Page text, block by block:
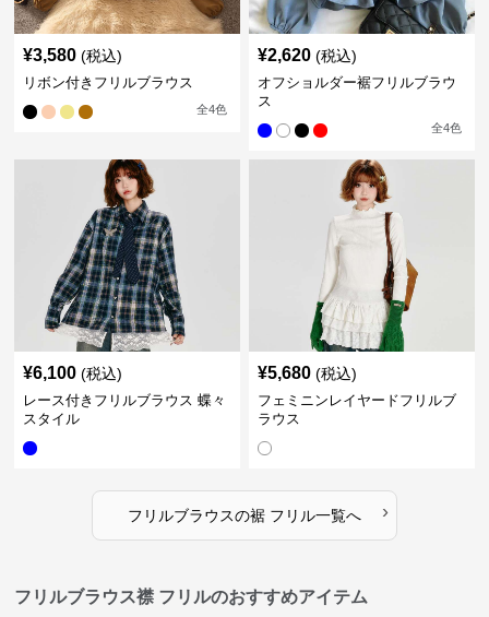
¥3,580 (税込)
リボン付きフリルブラウス
全4色
¥2,620 (税込)
オフショルダー裾フリルブラウ
ス
全4色
¥6,100 (税込)
レース付きフリルブラウス 蝶々
スタイル
¥5,680 (税込)
フェミニンレイヤードフリルブ
ラウス
フリルブラウスの裾 フリル一覧へ ›
フリルブラウス襟 フリルのおすすめアイテム